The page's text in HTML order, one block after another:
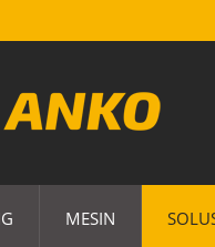
MESIN